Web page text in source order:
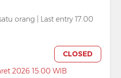
orang | Last entry 17.00
CLOSED
2026 15:00 WIB